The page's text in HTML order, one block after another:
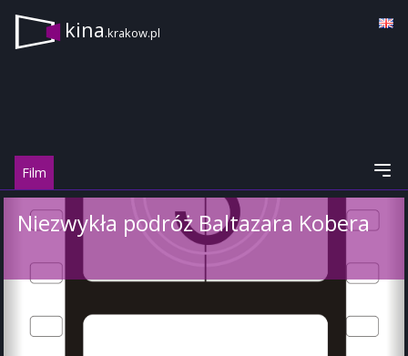
kina.krakow.pl
Film
Niezwykła podróż Baltazara Kobera